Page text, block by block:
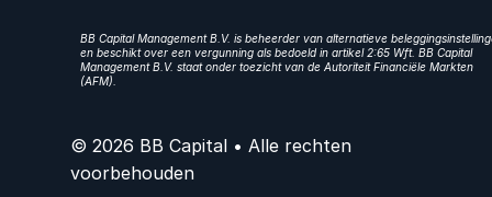
BB Capital Management B.V. is beheerder van alternatieve
en beschikt over een vergunning als bedoeld in artikel 2:65 Wft. BB Capital
Management B.V. staat onder toezicht van de Autoriteit Financiële Markten
(AFM).
© 2026 BB Capital • Alle rechten
voorbehouden